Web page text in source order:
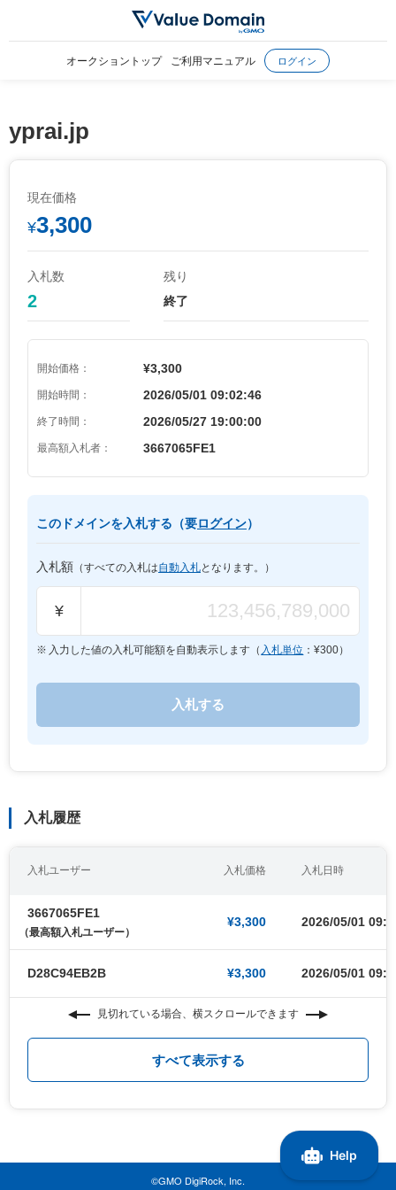
オークショントップ ご利用マニュアル ログイン
yprai.jp
現在価格
¥3,300
入札数
2
残り
終了
開始価格： ¥3,300
開始時間： 2026/05/01 09:02:46
終了時間： 2026/05/27 19:00:00
最高額入札者： 3667065FE1
このドメインを入札する（要ログイン）
入札額 （すべての入札は自動入札となります。）
¥
入力した値の入札可能額を自動表示します（ 入札単位 ：¥300）
入札履歴
入札ユーザー 入札価格 入札日時
3667065FE1
（最高額入札ユーザー）
¥3,300 2026/05/01
D28C94EB2B ¥3,300 2026/05/01
見切れている場合、横スクロールできます
すべて表示する
©GMO DigiRock, Inc.